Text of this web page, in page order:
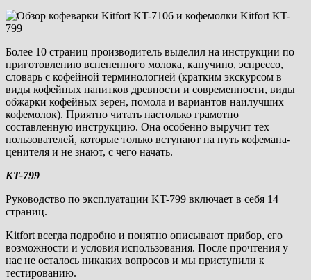
Более 10 страниц производитель выделил на инструкции по
приготовлению вспененного молока, капучино, эспрессо,
словарь с кофейной терминологией (кратким экскурсом в
виды кофейных напитков древности и современности, виды
обжарки кофейных зерен, помола и вариантов наилучших
кофемолок). Приятно читать настолько грамотно
составленную инструкцию. Она особенно выручит тех
пользователей, которые только вступают на путь кофемана-
ценителя и не знают, с чего начать.
KT-799
Руководство по эксплуатации KT-799 включает в себя 14
страниц.
Kitfort всегда подробно и понятно описывают прибор, его
возможности и условия использования. После прочтения у
нас не осталось никаких вопросов и мы приступили к
тестированию.